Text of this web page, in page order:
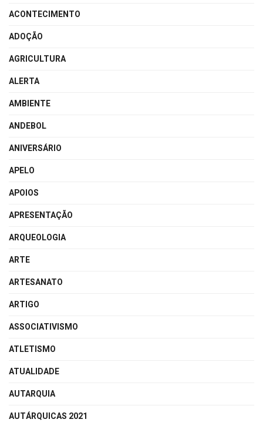
ACONTECIMENTO
ADOÇÃO
AGRICULTURA
ALERTA
AMBIENTE
ANDEBOL
ANIVERSÁRIO
APELO
APOIOS
APRESENTAÇÃO
ARQUEOLOGIA
ARTE
ARTESANATO
ARTIGO
ASSOCIATIVISMO
ATLETISMO
ATUALIDADE
AUTARQUIA
AUTÁRQUICAS 2021